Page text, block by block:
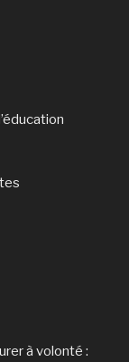
à volonté :